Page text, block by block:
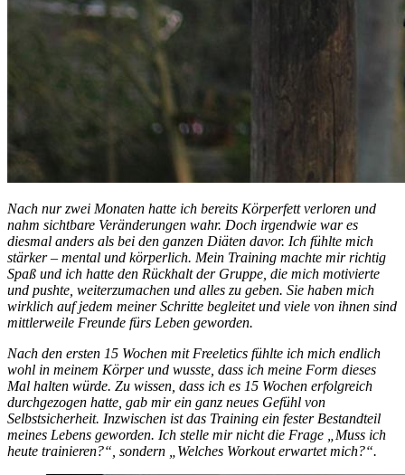
Nach nur zwei Monaten hatte ich bereits Körperfett verloren und
nahm sichtbare Veränderungen wahr. Doch irgendwie war es
diesmal anders als bei den ganzen Diäten davor. Ich fühlte mich
stärker – mental und körperlich. Mein Training machte mir richtig
Spaß und ich hatte den Rückhalt der Gruppe, die mich motivierte
und pushte, weiterzumachen und alles zu geben. Sie haben mich
wirklich auf jedem meiner Schritte begleitet und viele von ihnen sind
mittlerweile Freunde fürs Leben geworden.
Nach den ersten 15 Wochen mit Freeletics fühlte ich mich endlich
wohl in meinem Körper und wusste, dass ich meine Form dieses
Mal halten würde. Zu wissen, dass ich es 15 Wochen erfolgreich
durchgezogen hatte, gab mir ein ganz neues Gefühl von
Selbstsicherheit. Inzwischen ist das Training ein fester Bestandteil
meines Lebens geworden. Ich stelle mir nicht die Frage „Muss ich
heute trainieren?“, sondern „Welches Workout erwartet mich?“.